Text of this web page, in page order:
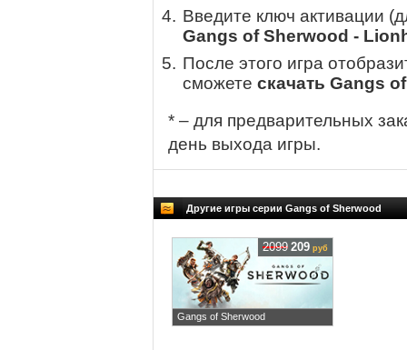
Введите ключ активации
Gangs of Sherwood -
После этого игра
сможете скачать Gangs
* – для предварительных
день выхода игры.
Другие игры серии Gangs of Sherwood
Gangs of Sherwood
2099 209 руб